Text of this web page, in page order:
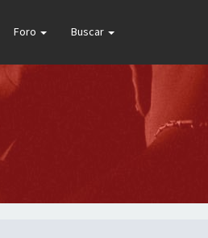
Foro Buscar